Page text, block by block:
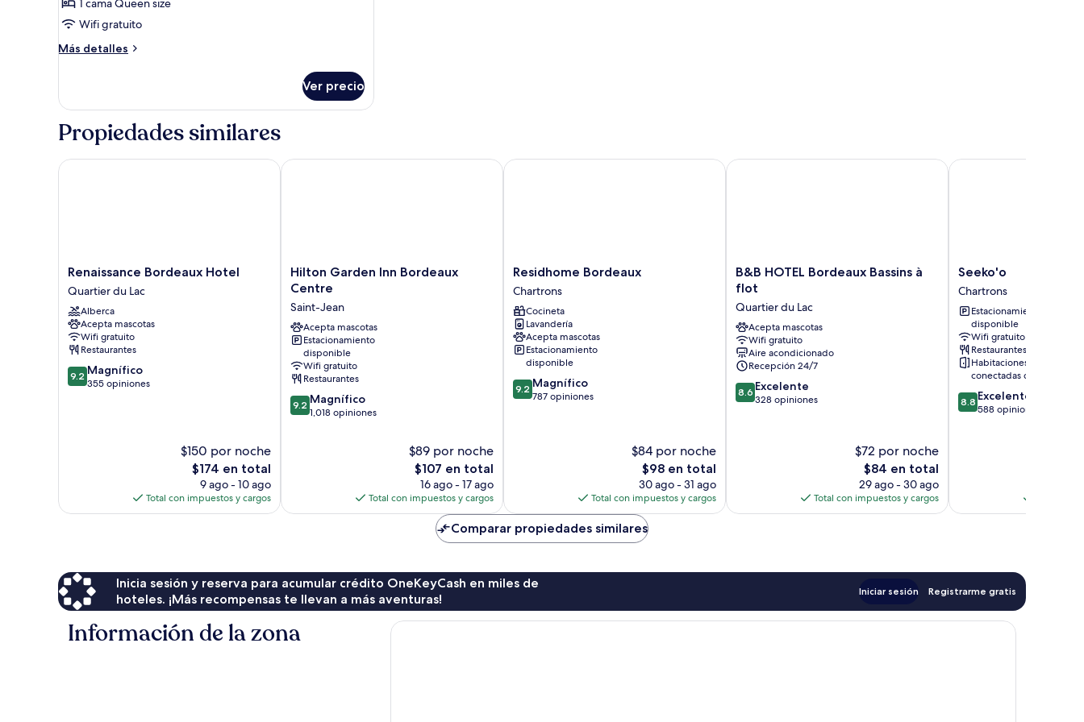
Chambre
d'Angle
Moxy,
lit
non-
fumeur,
vue
1 cama Queen size
Wifi gratuito
Más detalles
Más
d'Angle
lit
Ver precio
Propiedades similares
Renaissance
Bordeaux
Hotel
Quartier
du
Lac
Renaissance Bordeaux Hotel
Quartier du Lac
Alberca
Acepta mascotas
Wifi gratuito
Restaurantes
9.2
de
9.2 Magnífico
355 opiniones
$150 por noche
El
precio
actual
es
$174 en total
9 ago - 10 ago
Total con impuestos y cargos
Renaissance Bordeaux Hotel
Hilton
Garden
Bordeaux
Centre
Saint-
Jean
Hilton Garden Inn Bordeaux
Centre
Saint-Jean
Acepta mascotas
Estacionamiento
disponible
Wifi gratuito
Restaurantes
9.2
de
9.2 Magnífico
1,018 opiniones
$89 por noche
El
precio
actual
es
$107 en total
16 ago - 17 ago
Total con impuestos y cargos
Hilton Garden Inn Bordeaux Centre
Residhome
Bordeaux
Chartrons
Residhome Bordeaux
Chartrons
Cocineta
Lavandería
Acepta mascotas
Estacionamiento
disponible
9.2
de
9.2 Magnífico
787 opiniones
$84 por noche
El
precio
actual
es
de
$98
$98 en total
30 ago - 31 ago
Total con impuestos y cargos
Residhome Bordeaux
B&B
HOTEL
Bassins
à
flot
Quartier
du
Lac
B&B HOTEL Bordeaux Bassins à
flot
Quartier du Lac
Acepta mascotas
Wifi gratuito
Aire acondicionado
Recepción 24/7
8.6
de
8.6 Excelente
328 opiniones
$72 por noche
El
precio
actual
es
$84 en total
29 ago - 30 ago
Total con impuestos y cargos
B&B HOTEL Bordeaux Bassins à flot
Seeko'o
Chartrons
Seeko'o
Chartrons
Estacionamiento
disponible
Wifi gratuito
Restaurantes
Habitaciones
conectadas disponibles
8.8
de
8.8 Excelente
588 opiniones
Seeko'o
Comparar propiedades similares
Inicia sesión y reserva para acumular crédito OneKeyCash en miles de
hoteles. ¡Más recompensas te llevan a más aventuras!
Iniciar sesión Registrarme gratis
Información de la zona